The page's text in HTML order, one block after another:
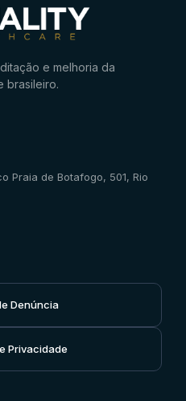
e melhoria da
brasileiro.
Praia de Botafogo, 501, Rio
Denúncia
Privacidade